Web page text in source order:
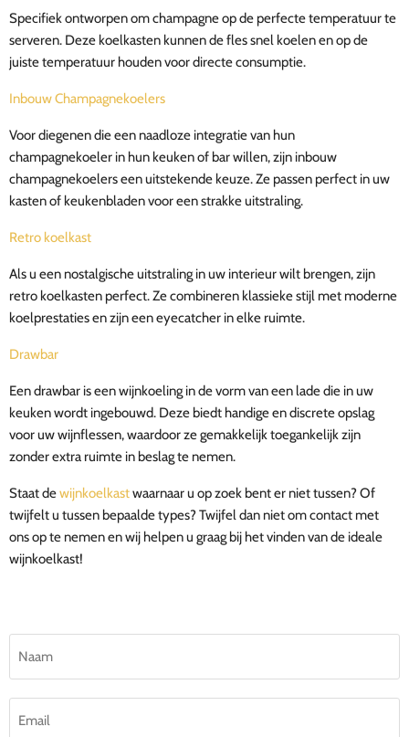
Specifiek ontworpen om champagne op de perfecte temperatuur te
serveren. Deze koelkasten kunnen de fles snel koelen en op de
juiste temperatuur houden voor directe consumptie.
Inbouw Champagnekoelers
Voor diegenen die een naadloze integratie van hun
champagnekoeler in hun keuken of bar willen, zijn inbouw
champagnekoelers een uitstekende keuze. Ze passen perfect in uw
kasten of keukenbladen voor een strakke uitstraling.
Retro koelkast
Als u een nostalgische uitstraling in uw interieur wilt brengen, zijn
retro koelkasten perfect. Ze combineren klassieke stijl met moderne
koelprestaties en zijn een eyecatcher in elke ruimte.
Drawbar
Een drawbar is een wijnkoeling in de vorm van een lade die in uw
keuken wordt ingebouwd. Deze biedt handige en discrete opslag
voor uw wijnflessen, waardoor ze gemakkelijk toegankelijk zijn
zonder extra ruimte in beslag te nemen.
Staat dewijnkoelkastwaarnaar u op zoek bent er niet tussen? Of
twijfelt u tussen bepaalde types? Twijfel dan niet om contact met
ons op te nemen en wij helpen u graag bij het vinden van de ideale
wijnkoelkast!
Naam
Email